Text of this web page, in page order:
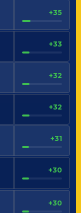
+35
+33
+32
+32
+31
+30
+30